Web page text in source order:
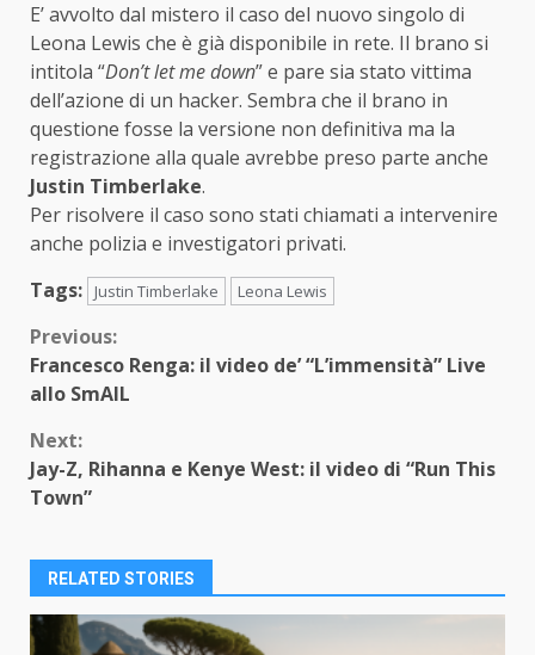
E’ avvolto dal mistero il caso del nuovo singolo di
Leona Lewis che è già disponibile in rete. Il brano si
intitola “Don’t let me down” e pare sia stato vittima
dell’azione di un hacker. Sembra che il brano in
questione fosse la versione non definitiva ma la
registrazione alla quale avrebbe preso parte anche
Justin Timberlake.
Per risolvere il caso sono stati chiamati a intervenire
anche polizia e investigatori privati.
Tags:
Justin Timberlake Leona Lewis
Continue
Reading
Previous:
Francesco Renga: il video de’ “L’immensità” Live
allo SmAIL
Next:
Jay-Z, Rihanna e Kenye West: il video di “Run This
Town”
RELATED STORIES